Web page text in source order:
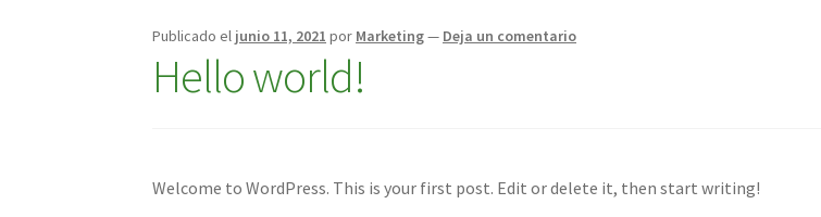
Publicado el junio 11, 2021 por Marketing— Deja un comentario
Hello world!
Welcome to WordPress. This is your first post. Edit or delete it, then start writing!